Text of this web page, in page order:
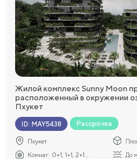
Жилой комплекс Sunny Moon
расположенный в окружении
Пхукет
ID: MAY5438 Рассрочка
Пхукет
Комнат: 0+1, 1+1, 2+1... До